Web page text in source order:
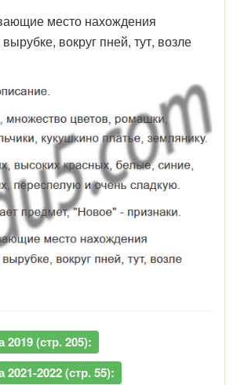
место нахождения
вокруг пней, тут, возле
(стр. 205):
2022 (стр. 55):